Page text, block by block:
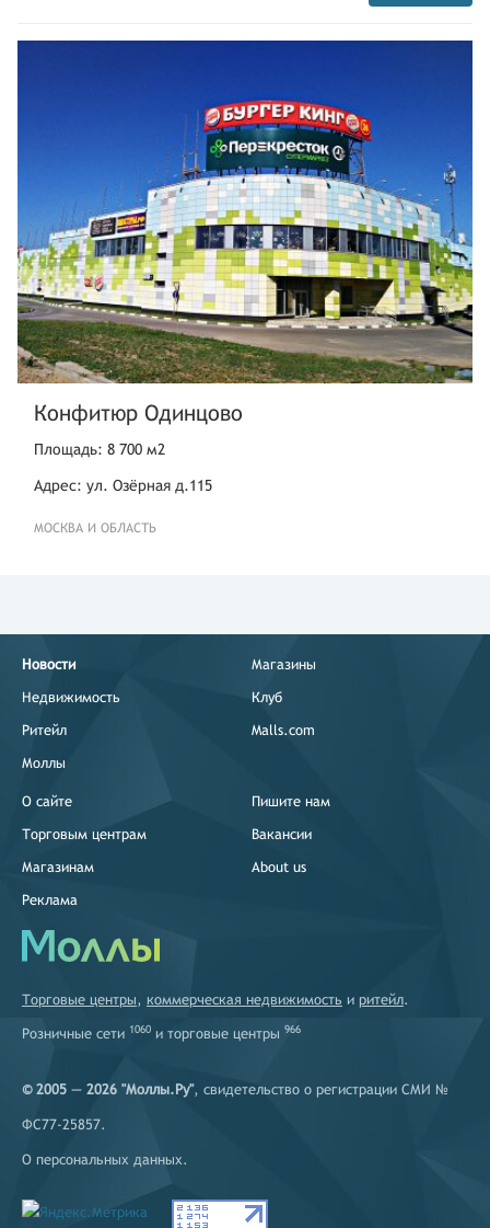
Конфитюр Одинцово
Площадь: 8 700 м2
Адрес: ул. Озёрная д.115
МОСКВА И ОБЛАСТЬ
Новости
Недвижимость
Ритейл
Моллы
Магазины
Клуб
Malls.com
О сайте
Торговым центрам
Магазинам
Реклама
Пишите нам
Вакансии
About us
Торговые центры, коммерческая недвижимость и ритейл.
Розничные сети 1060 и торговые центры 966
© 2005 — 2026 "Моллы.Ру", свидетельство о регистрации СМИ №
ФС77-25857.
О персональных данных.